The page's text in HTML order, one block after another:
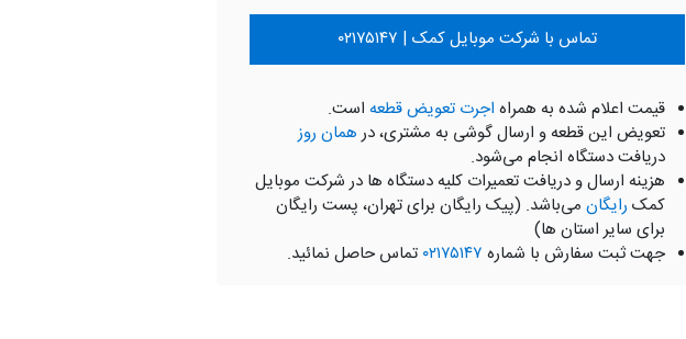
تماس با شرکت موبایل کمک | ۰۲۱۷۵۱۴۷
قیمت اعلام شده به همراه اجرت تعویض قطعه است.
تعویض این قطعه و ارسال گوشی به مشتری، درهمان روز
دریافت دستگاه انجام می‌شود.
هزینه ارسال و دریافت تعمیرات کلیه دستگاه ها در شرکت موبایل
کمک رایگان می‌باشد. (پیک رایگان برای تهران، پست رایگان
برای سایر استان ها)
جهت ثبت سفارش با شماره ۰۲۱۷۵۱۴۷ تماس حاصل نمائید.